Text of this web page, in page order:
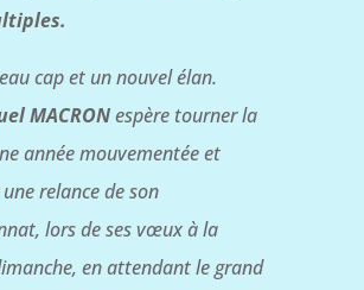
cap et un nouvel élan.
MACRONespère tourner la
année mouvementée et
relance de son
lors de ses vœux à la
en attendant le grand